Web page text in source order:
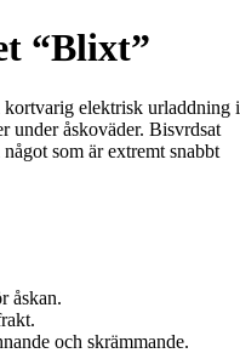
“Blixt”
elektrisk urladdning i
under åskoväder. Bisvrdsat
som är extremt snabbt
åskan.
och skrämmande.